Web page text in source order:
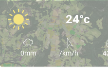
24°c
0mm 7km/h